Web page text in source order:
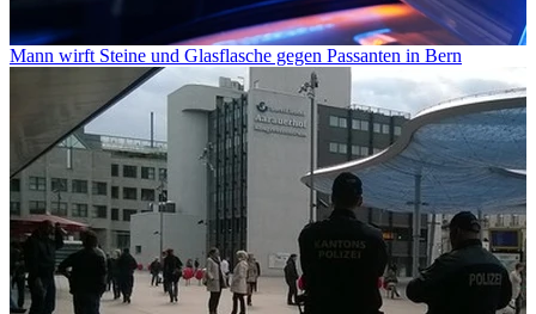
Mann wirft Steine und Glasflasche gegen Passanten in Bern